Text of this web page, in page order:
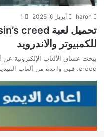
haron أبريل 6, 2025 1
للكمبيوتر والاندرويد
creed. فهي واحدة من ألعاب الفيديو الرائعة التي تقدم تجربة…